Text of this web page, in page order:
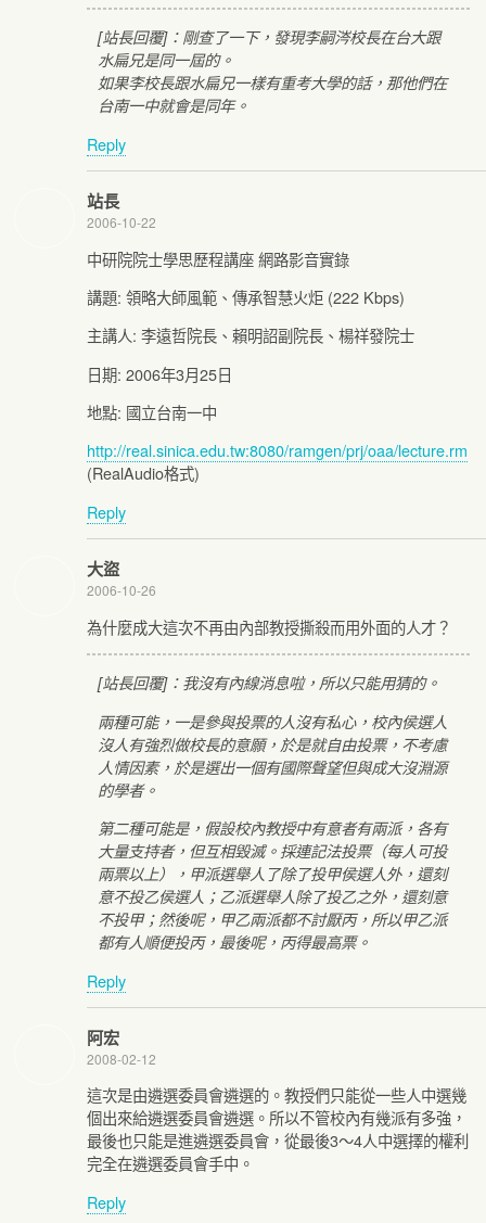
[站長回覆]：剛查了一下，發現李嗣涔校長在台大跟
水扁兄是同一屆的。
如果李校長跟水扁兄一樣有重考大學的話，那他們在
台南一中就會是同年。
Reply
站長
2006-10-22
中研院院士學思歷程講座 網路影音實錄
講題: 領略大師風範、傳承智慧火炬 (222 Kbps)
主講人: 李遠哲院長、賴明詔副院長、楊祥發院士
日期: 2006年3月25日
地點: 國立台南一中
http://real.sinica.edu.tw:8080/ramgen/prj/oaa/lecture.rm
(RealAudio格式)
Reply
大盜
2006-10-26
為什麼成大這次不再由內部教授撕殺而用外面的人才？
[站長回覆]：我沒有內線消息啦，所以只能用猜的。
兩種可能，一是參與投票的人沒有私心，校內侯選人
沒人有強烈做校長的意願，於是就自由投票，不考慮
人情因素，於是選出一個有國際聲望但與成大沒淵源
的學者。
第二種可能是，假設校內教授中有意者有兩派，各有
大量支持者，但互相毀滅。採連記法投票（每人可投
兩票以上），甲派選舉人了除了投甲侯選人外，還刻
意不投乙侯選人；乙派選舉人除了投乙之外，還刻意
不投甲；然後呢，甲乙兩派都不討厭丙，所以甲乙派
都有人順便投丙，最後呢，丙得最高票。
Reply
阿宏
2008-02-12
這次是由遴選委員會遴選的。教授們只能從一些人中選幾
個出來給遴選委員會遴選。所以不管校內有幾派有多強，
最後也只能是進遴選委員會，從最後3～4人中選擇的權利
完全在遴選委員會手中。
Reply